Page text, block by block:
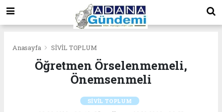
Anasayfa SİVİL TOPLUM
Öğretmen Örselenmemeli,
Önemsenmeli
SİVİL TOPLUM